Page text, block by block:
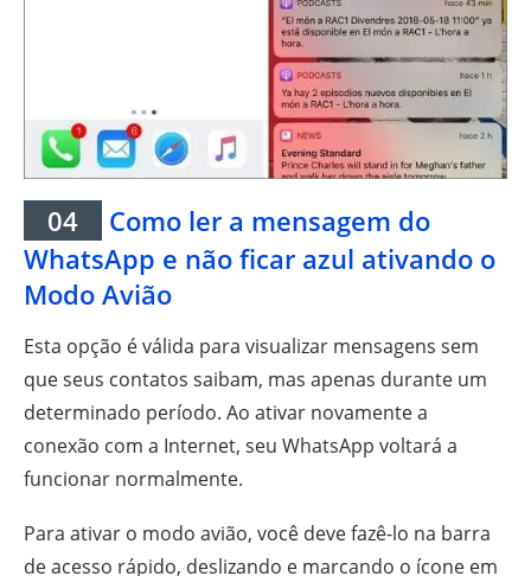
04
Como ler a mensagem do
WhatsApp e não ficar azul ativando o
Modo Avião
Esta opção é válida para visualizar mensagens sem
que seus contatos saibam, mas apenas durante um
determinado período. Ao ativar novamente a
conexão com a Internet, seu WhatsApp voltará a
funcionar normalmente.
Para ativar o modo avião, você deve fazê-lo na barra
de acesso rápido, deslizando e marcando o ícone em